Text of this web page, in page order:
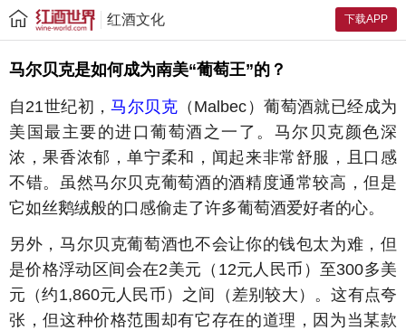
下载APP
红酒文化
马尔贝克是如何成为南美“葡萄王”的？
自21世纪初，马尔贝克 （Malbec）葡萄酒就已经成为
美国最主要的进口葡萄酒之一了。马尔贝克颜色深
浓，果香浓郁，单宁柔和，闻起来非常舒服，且口感
不错。虽然马尔贝克葡萄酒的酒精度通常较高，但是
它如丝鹅绒般的口感偷走了许多葡萄酒爱好者的心。
另外，马尔贝克葡萄酒也不会让你的钱包太为难，但
是价格浮动区间会在2美元（12元人民币）至300多美
元（约1,860元人民币）之间（差别较大）。这有点夸
张，但这种价格范围却有它存在的道理，因为当某款